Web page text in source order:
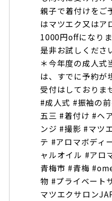
親子で着付けをご
はマツエク又はア
1000円offになり
是非お試しくださ
＊今年度の成人式
は、すでに予約が
受付はしておりま
#成人式 #振袖の
五三 #着付け #ヘ
ンジ #撮影 #マツ
テ #アロマボディ
ャルオイル #アロ
青梅市 #青梅
物 #プライベート
マツエクサロン